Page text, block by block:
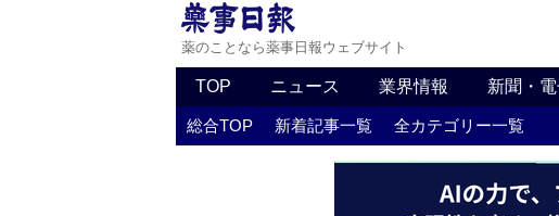
薬のことなら薬事日報ウェブサイト
TOP ニュース 業界情報 新聞・
総合TOP 新着記事一覧 全カテゴリー一覧